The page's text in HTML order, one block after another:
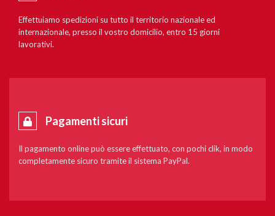
Effettuiamo spedizioni su tutto il territorio nazionale ed
internazionale, presso il vostro domicilio, entro 15 giorni
lavorativi.
Pagamenti sicuri
Il pagamento online può essere effettuato, con pochi clik, in modo
completamente sicuro tramite il sistema PayPal.